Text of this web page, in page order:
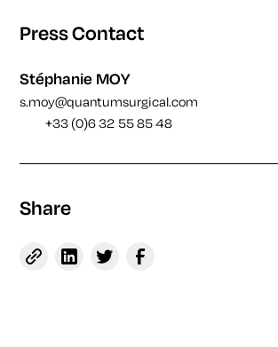
Press Contact
Stéphanie MOY
s.moy@quantumsurgical.com
+33 (0)6 32 55 85 48
Share